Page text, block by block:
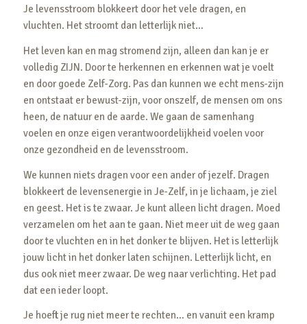
Je levensstroom blokkeert door het vele dragen, en
vluchten. Het stroomt dan letterlijk niet…
Het leven kan en mag stromend zijn, alleen dan kan je er
volledig ZIJN. Door te herkennen en erkennen wat je voelt
en door goede Zelf-Zorg. Pas dan kunnen we echt mens-zijn
en ontstaat er bewust-zijn, voor onszelf, de mensen om ons
heen, de natuur en de aarde. We gaan de samenhang
voelen en onze eigen verantwoordelijkheid voelen voor
onze gezondheid en de levensstroom.
We kunnen niets dragen voor een ander of jezelf. Dragen
blokkeert de levensenergie in Je-Zelf, in je lichaam, je ziel
en geest. Het is te zwaar. Je kunt alleen licht dragen. Moed
verzamelen om het aan te gaan. Niet meer uit de weg gaan
door te vluchten en in het donker te blijven. Het is letterlijk
jouw licht in het donker laten schijnen. Letterlijk licht, en
dus ook niet meer zwaar. De weg naar verlichting. Het pad
dat een ieder loopt.
Je hoeft je rug niet meer te rechten… en vanuit een kramp